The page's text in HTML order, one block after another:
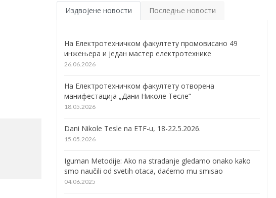
Издвојене новости Последње новости
На Електротехничком факултету промовисано 49
инжењера и један мастер електротехнике
26.06.2026
На Електротехничком факултету отворена
манифестација „Дани Николе Тесле“
18.05.2026
Dani Nikole Tesle na ETF-u, 18-22.5.2026.
15.05.2026
Iguman Metodije: Ako na stradanje gledamo onako kako
smo naučili od svetih otaca, daćemo mu smisao
04.06.2025